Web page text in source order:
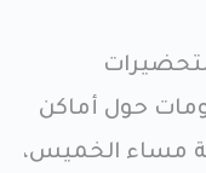
حول أماكن
مساء الخميس،